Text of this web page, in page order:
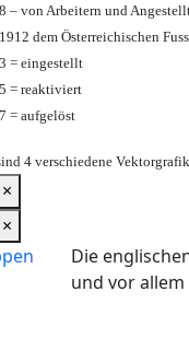
– von Arbeitern und
dem Österreichischen
= eingestellt
= reaktiviert
= aufgelöst
4 verschiedene
×
×
Die
und vor